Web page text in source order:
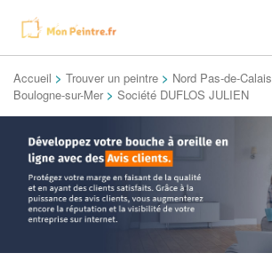
Accueil > Trouver un peintre > Nord Pas-de-Calais
Boulogne-sur-Mer > Société DUFLOS JULIEN